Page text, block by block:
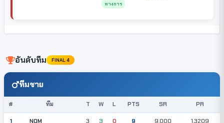
ทางการ
อันดับทีม FINAL 4
ทีมชาย
# ทีม T W L PTS SR PR
1 NQM 3 3 0 9 9.000 1.3209